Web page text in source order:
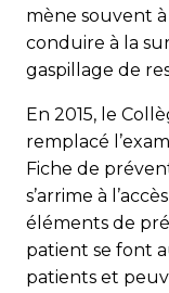
mène souvent
conduire à la
gaspillage de
En 2015, le
remplacé
Fiche de
s’arrime à
éléments de
patient se font
patients et